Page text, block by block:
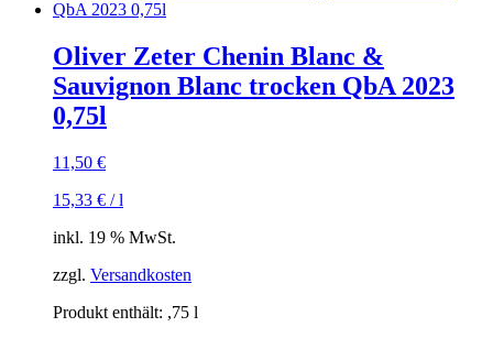
Oliver Zeter Chenin Blanc &
Sauvignon Blanc trocken QbA 2023
0,75l
11,50 €
15,33 € /l
inkl. 19 % MwSt.
zzgl. Versandkosten
Produkt enthält: ,75 l